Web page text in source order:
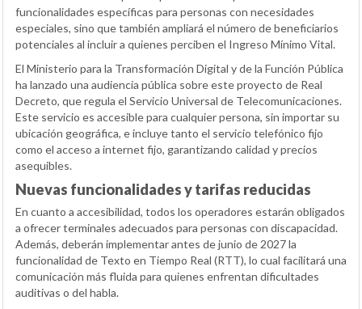
funcionalidades específicas para personas con necesidades
especiales, sino que también ampliará el número de beneficiarios
potenciales al incluir a quienes perciben el Ingreso Mínimo Vital.
El Ministerio para la Transformación Digital y de la Función Pública
ha lanzado una audiencia pública sobre este proyecto de Real
Decreto, que regula el Servicio Universal de Telecomunicaciones.
Este servicio es accesible para cualquier persona, sin importar su
ubicación geográfica, e incluye tanto el servicio telefónico fijo
como el acceso a internet fijo, garantizando calidad y precios
asequibles.
Nuevas funcionalidades y tarifas reducidas
En cuanto a accesibilidad, todos los operadores estarán obligados
a ofrecer terminales adecuados para personas con discapacidad.
Además, deberán implementar antes de junio de 2027 la
funcionalidad de Texto en Tiempo Real (RTT), lo cual facilitará una
comunicación más fluida para quienes enfrentan dificultades
auditivas o del habla.